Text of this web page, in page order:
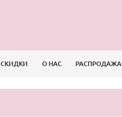
СКИДКИ О НАС РАСПРОДАЖА